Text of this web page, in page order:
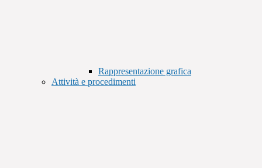
Rappresentazione grafica
Attività e procedimenti